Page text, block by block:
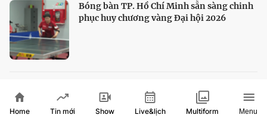
Bóng bàn TP. Hồ Chí Minh sẵn sàng chinh
phục huy chương vàng Đại hội 2026
HLV Kim Sang Sik hài lòng với màn trình
diễn của tuyển Việt Nam
Home Tin mới Show Live&lịch Multiform Menu